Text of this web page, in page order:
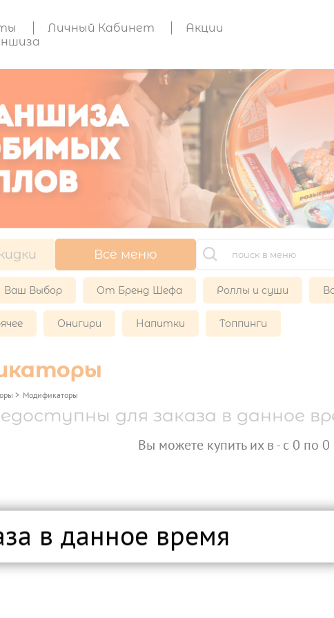
Личный Кабинет
Акции
Всё меню
Ваш Выбор От Бренд Шефа Роллы и суши
Онигири Напитки Топпинги
> Модификаторы
для заказа в данное
Вы можете купить их в - с 0 по 0
в данное время